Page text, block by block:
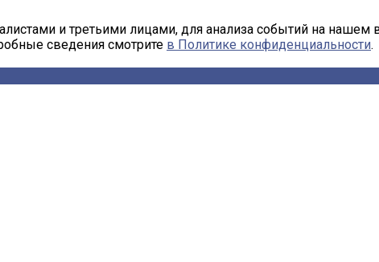
и третьими лицами, для анализа событий на нашем
сведения смотрите в Политике конфиденциальности.